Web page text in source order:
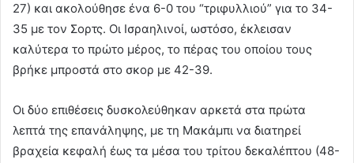
27) και ακολούθησε ένα 6-0 του “τριφυλλιού” για το 34-
35 με τον Σορτς. Οι Ισραηλινοί, ωστόσο, έκλεισαν
καλύτερα το πρώτο μέρος, το πέρας του οποίου τους
βρήκε μπροστά στο σκορ με 42-39.
Οι δύο επιθέσεις δυσκολεύθηκαν αρκετά στα πρώτα
λεπτά της επανάληψης, με τη Μακάμπι να διατηρεί
βραχεία κεφαλή έως τα μέσα του τρίτου δεκαλέπτου (48-